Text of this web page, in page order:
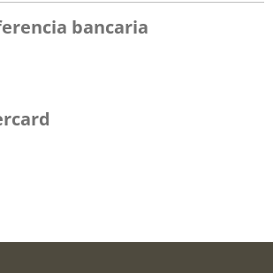
bancaria